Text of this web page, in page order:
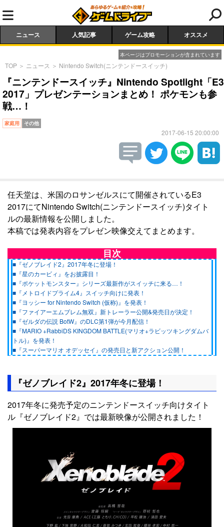
ニュース 人気記事 ゲーム攻略 オススメ
本ページはプロモーションが含まれています
TOP ＞ ニュース ＞ Nintendo Switch(ニンテンドースイッチ)
『ニンテンドースイッチ』Nintendo Spotlight「E3
2017」プレゼンテーションまとめ！ ポケモンも参
戦…！
家庭用 その他
2017-06-15 20:00:00
任天堂は、米国のロサンゼルスにて開催されているE3
2017にてNintendo Switch(ニンテンドースイッチ)タイト
ルの最新情報を公開しました。
本稿では発表内容をプレゼン映像交えてまとめます。
目次
■『ゼノブレイド2』2017年冬に登場！
■『星のカービィ』をお披露目！
■『ポケットモンスター』シリーズ最新作がスイッチに来る…！
■『メトロイドプライム4』スイッチ向けに発表！
■『ヨッシー for Nintendo Switch (仮称)』を発表！
■『ファイアーエムブレム無双』新トレーラー公開&発売日が決定！
■『ゼルダの伝説 BotW』のDLC第1弾が今月配信！
■『MARIO +RabbiDS KINGDOM BATTLE(マリオ+ラビッツキングダムバ
トル)』を発表！
■『スーパーマリオ オデッセイ』の発売日と新アクション公開！
『ゼノブレイド2』2017年冬に登場！
2017年冬に発売予定のニンテンドースイッチ向けタイト
ル『ゼノブレイド2』では最新映像が公開されました！